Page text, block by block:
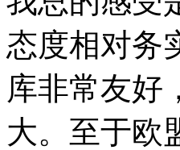
态度相对务
库非常友好
大。至于欧